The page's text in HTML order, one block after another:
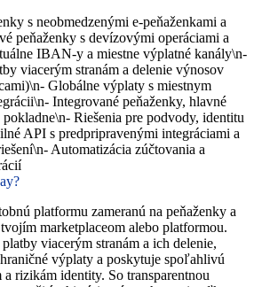
s neobmedzenými e-peňaženkami a
peňaženky s devízovými operáciami a
IBAN-y a miestne výplatné kanály\n-
viacerým stranám a delenie výnosov
Globálne výplaty s miestnym
Integrované peňaženky, hlavné
Riešenia pre podvody, identitu
API s predpripravenými integráciami a
Automatizácia zúčtovania a
platformu zameranú na peňaženky a
marketplaceom alebo platformou.
viacerým stranám a ich delenie,
výplaty a poskytuje spoľahlivú
rizikám identity. So transparentnou